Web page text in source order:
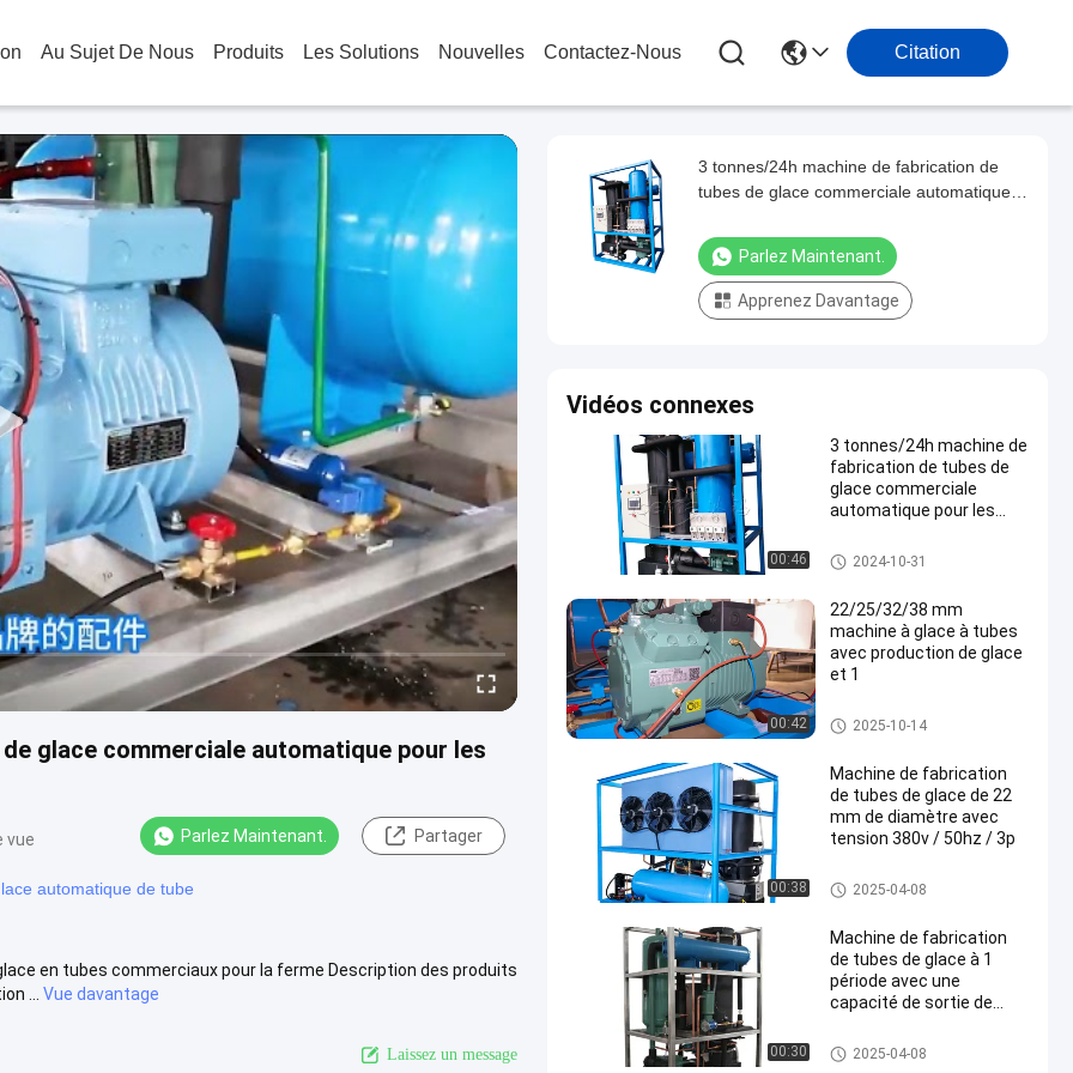
Au Sujet De Nous Produits Les Solutions Nouvelles Contactez-Nous Citation
glace commerciale automatique pour les
vue Parlez Maintenant. Partager
automatique de tube
en tubes commerciaux pour la ferme Description des produits
...
Vue davantage
Laissez un message
3 tonnes/24h machine de fabrication de
tubes de glace commerciale automatique
Parlez Maintenant.
Apprenez Davantage
Vidéos connexes
00:46
3 tonnes/24h machine de
fabrication de tubes de
glace commerciale
automatique pour les
Machine à glace de tube
2024-10-31
00:42
22/25/32/38 mm
machine à glace à tubes
avec production de glace
et 1
Machine à glace de tube
2025-10-14
00:38
Machine de fabrication
de tubes de glace de 22
mm de diamètre avec
tension 380v / 50hz / 3p
Machine à glace de tube
2025-04-08
00:30
Machine de fabrication
de tubes de glace à 1
période avec une
capacité de sortie de
Machine à glace de tube
2025-04-08